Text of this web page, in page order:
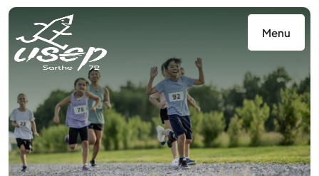
Menu
Panneau de gestion des cookies